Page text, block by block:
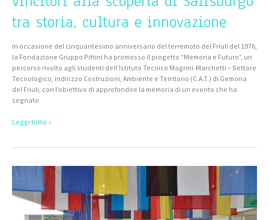
tra storia, cultura e innovazione
In occasione del cinquantesimo anniversario del terremoto del Friuli del 1976,
la Fondazione Gruppo Pittini ha promosso il progetto “Memoria e Futuro”, un
percorso rivolto agli studenti dell’Istituto Tecnico Magrini-Marchetti – Settore
Tecnologico, indirizzo Costruzioni, Ambiente e Territorio (C.A.T.) di Gemona
del Friuli, con l’obiettivo di approfondire la memoria di un evento che ha
segnato
Leggi tutto »
Challenge:
premiati
giovani